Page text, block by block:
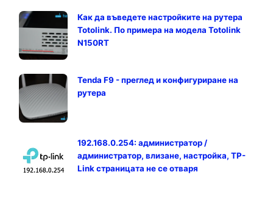
Как да въведете настройките на рутера
Totolink. По примера на модела Totolink
N150RT
Tenda F9 - преглед и конфигуриране на
рутера
192.168.0.254: администратор /
администратор, влизане, настройка, TP-
Link страницата не се отваря